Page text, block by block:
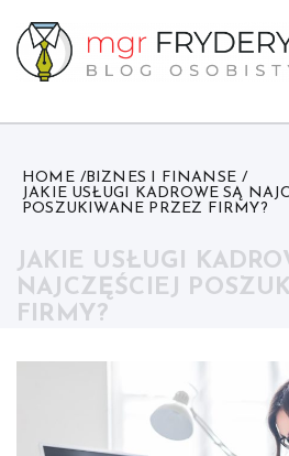
content
HOME
BIZNES I FINANSE
JAKIE USŁUGI KADROWE SĄ
POSZUKIWANE PRZEZ FIRMY?
JAKIE USŁUGI
NAJCZĘŚCIEJ
FIRMY?